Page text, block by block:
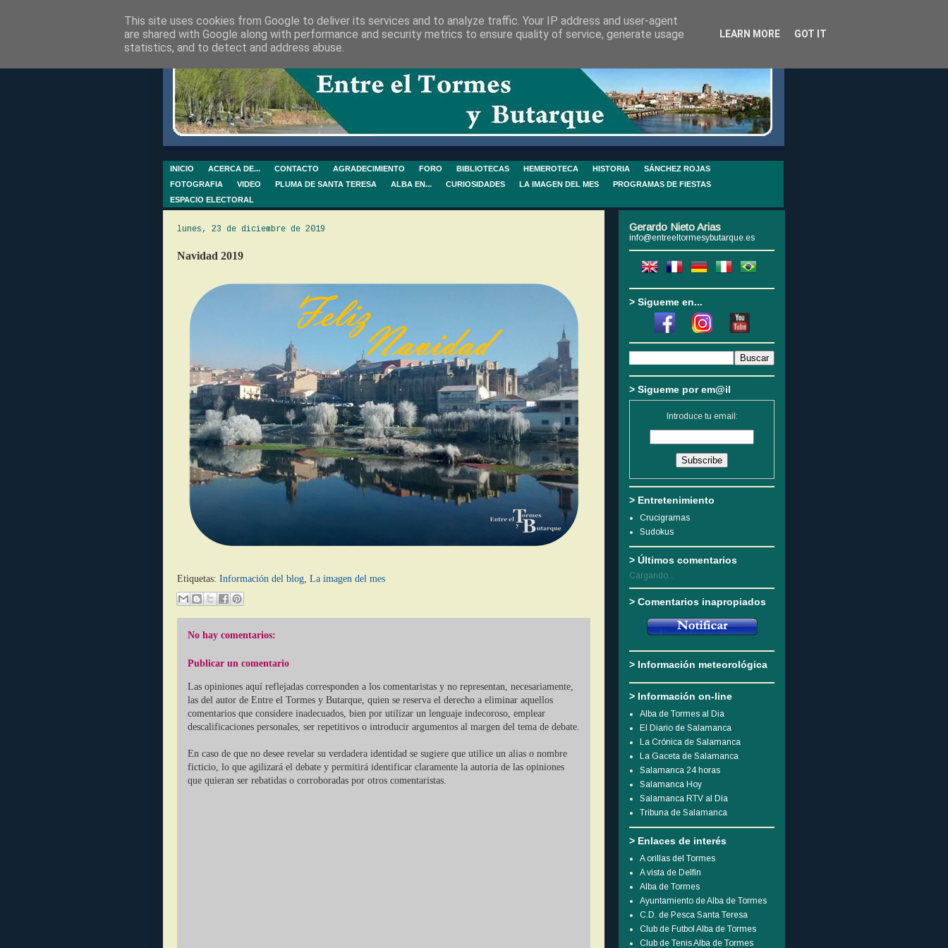
INICIO ACERCA DE... CONTACTO AGRADECIMIENTO FORO BIBLIOTECAS HEMEROTECA HISTORIA
SÁNCHEZ ROJAS
FOTOGRAFIA
VIDEO PLUMA DE SANTA TERESA ALBA EN... CURIOSIDADES LA IMAGEN DEL MES
PROGRAMAS DE FIESTAS
ESPACIO ELECTORAL
lunes, 23 de diciembre de 2019
Navidad 2019
Etiquetas: Información del blog, La imagen del mes
No hay comentarios:
Publicar un comentario
Las opiniones aquí reflejadas corresponden a los comentaristas y no representan, necesariamente,
las del autor de Entre el Tormes y Butarque, quien se reserva el derecho a eliminar aquellos
comentarios que considere inadecuados, bien por utilizar un lenguaje indecoroso, emplear
descalificaciones personales, ser repetitivos o introducir argumentos al margen del tema de debate.
En caso de que no desee revelar su verdadera identidad se sugiere que utilice un alias o nombre
ficticio, lo que agilizará el debate y permitirá identificar claramente la autoria de las opiniones
que quieran ser rebatidas o corroboradas por otros comentaristas.
Gerardo Nieto Arias
info@entreeltormesybutarque.es
> Sigueme en...
> Sigueme por em@il
Introduce tu email:
> Entretenimiento
Crucigramas
Sudokus
> Últimos comentarios
Cargando...
> Comentarios inapropiados
> Información meteorológica
> Información on-line
Alba de Tormes al Dia
El Diario de Salamanca
La Crónica de Salamanca
La Gaceta de Salamanca
Salamanca 24 horas
Salamanca Hoy
Salamanca RTV al Día
Tribuna de Salamanca
> Enlaces de interés
A orillas del Tormes
A vista de Delfín
Alba de Tormes
Ayuntamiento de Alba de Tormes
C.D. de Pesca Santa Teresa
Club de Futbol Alba de Tormes
Club de Tenis Alba de Tormes
This site uses cookies from Google to deliver its services and to analyze traffic. Your IP address and user-agent
are shared with Google along with performance and security metrics to ensure quality of service, generate usage
statistics, and to detect and address abuse.
LEARN MORE GOT IT